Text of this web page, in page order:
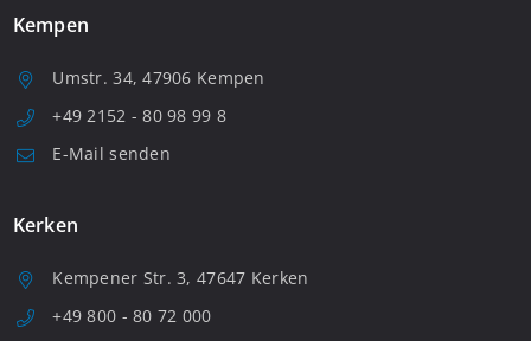
Kempen
Umstr. 34, 47906 Kempen
+49 2152 - 80 98 99 8
E-Mail senden
Kerken
Kempener Str. 3, 47647 Kerken
+49 800 - 80 72 000